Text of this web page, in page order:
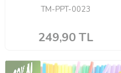
TM-PPT-0023
249,90TL